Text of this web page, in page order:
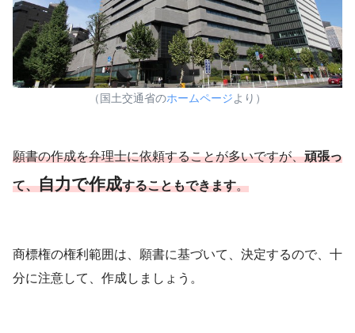
（国土交通省のホームページより）
願書の作成を弁理士に依頼することが多いですが、頑張っ
て、自力で作成することもできます。
商標権の権利範囲は、願書に基づいて、決定するので、十
分に注意して、作成しましょう。